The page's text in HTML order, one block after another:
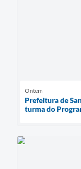
Ontem
Prefeitura de
turma do